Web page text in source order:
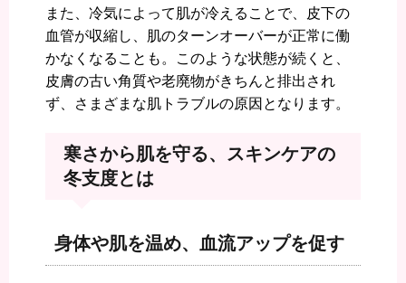
また、冷気によって肌が冷えることで、皮下の
血管が収縮し、肌のターンオーバーが正常に働
かなくなることも。このような状態が続くと、
皮膚の古い角質や老廃物がきちんと排出され
ず、さまざまな肌トラブルの原因となります。
寒さから肌を守る、スキンケアの
冬支度とは
身体や肌を温め、血流アップを促す